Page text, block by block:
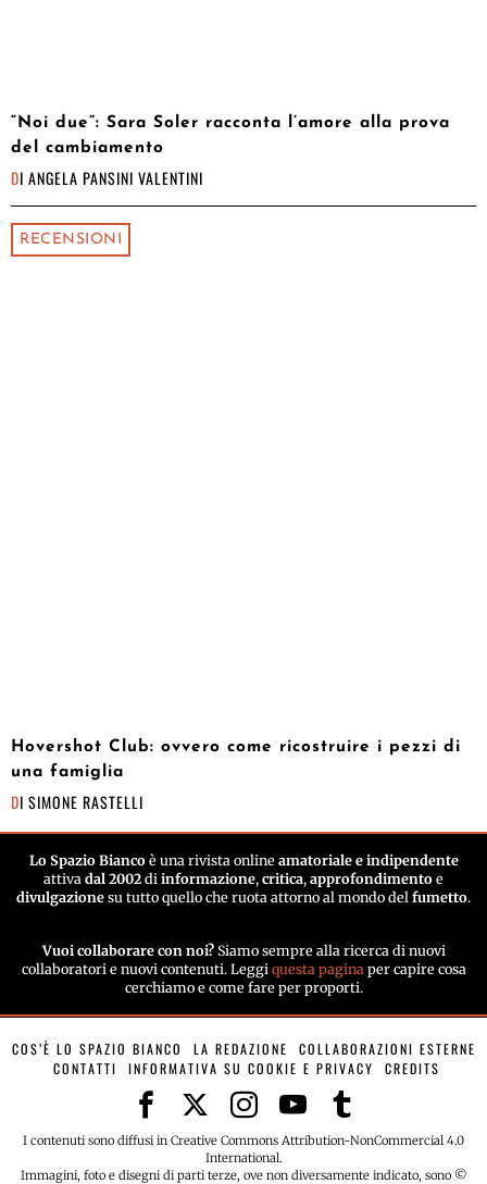
“Noi due”: Sara Soler racconta l’amore alla prova
del cambiamento
DI ANGELA PANSINI VALENTINI
RECENSIONI
Hovershot Club: ovvero come ricostruire i pezzi di
una famiglia
DI SIMONE RASTELLI
Lo Spazio Biancoè una rivista online amatoriale e indipendente
attiva dal 2002 di informazione, critica, approfondimento e
divulgazione su tutto quello che ruota attorno al mondo del fumetto.
Vuoi collaborare con noi? Siamo sempre alla ricerca di nuovi
collaboratori e nuovi contenuti. Leggi questa pagina per capire cosa
cerchiamo e come fare per proporti.
COS’È LO SPAZIO BIANCO LA REDAZIONE
COLLABORAZIONI ESTERNE
CONTATTI
INFORMATIVA SU COOKIE E PRIVACY CREDITS
I contenuti sono diffusi in Creative Commons Attribution-NonCommercial 4.0
International.
Immagini, foto e disegni di parti terze, ove non diversamente indicato, sono ©